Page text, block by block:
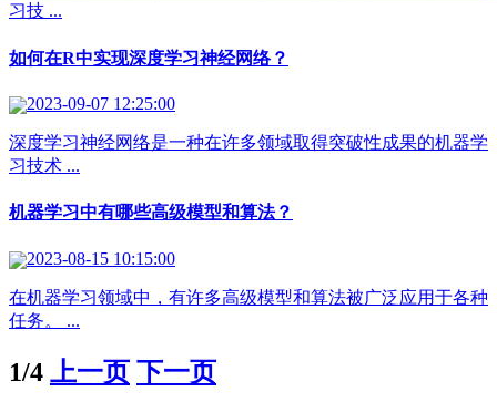
习技 ...
如何在R中实现深度学习神经网络？
2023-09-07 12:25:00
深度学习神经网络是一种在许多领域取得突破性成果的机器学
习技术 ...
机器学习中有哪些高级模型和算法？
2023-08-15 10:15:00
在机器学习领域中，有许多高级模型和算法被广泛应用于各种
任务。 ...
1/4 上一页 下一页